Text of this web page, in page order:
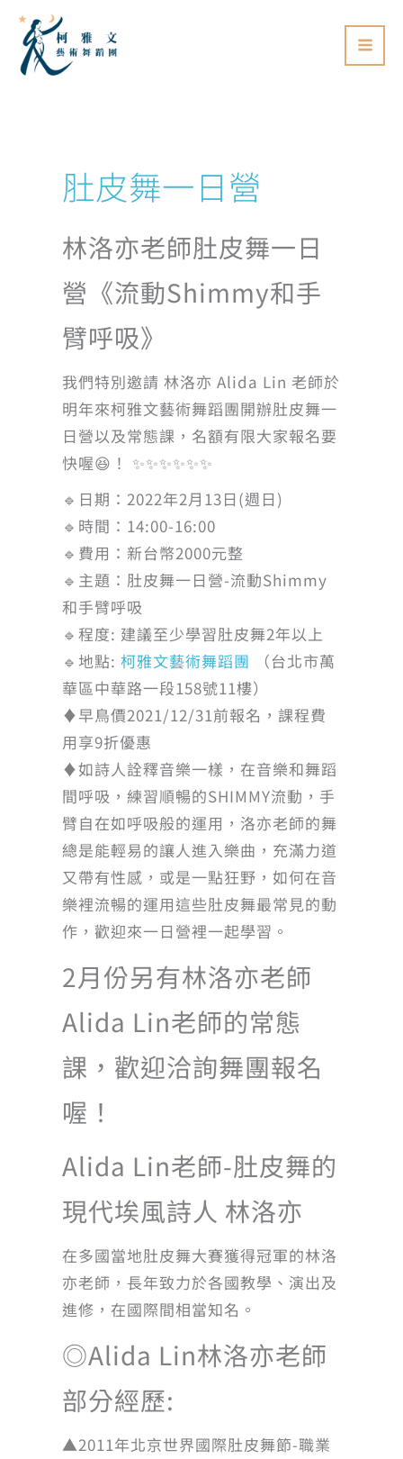
肚皮舞一日營
林洛亦老師肚皮舞一日
營《流動Shimmy和手
臂呼吸》
我們特別邀請 林洛亦 Alida Lin 老師於
明年來柯雅文藝術舞蹈團開辦肚皮舞一
日營以及常態課，名額有限大家報名要
快喔😆！ ✨✨✨✨✨✨
🔹日期：2022年2月13日(週日)
🔹時間：14:00-16:00
🔹費用：新台幣2000元整
🔹主題：肚皮舞一日營-流動Shimmy
和手臂呼吸
🔹程度: 建議至少學習肚皮舞2年以上
🔹地點:柯雅文藝術舞蹈團 （台北市萬
華區中華路一段158號11樓）
♦️早鳥價2021/12/31前報名，課程費
用享9折優惠
♦️如詩人詮釋音樂一樣，在音樂和舞蹈
間呼吸，練習順暢的SHIMMY流動，手
臂自在如呼吸般的運用，洛亦老師的舞
總是能輕易的讓人進入樂曲，充滿力道
又帶有性感，或是一點狂野，如何在音
樂裡流暢的運用這些肚皮舞最常見的動
作，歡迎來一日營裡一起學習。
2月份另有林洛亦老師
Alida Lin老師的常態
課，歡迎洽詢舞團報名
喔！
Alida Lin老師-肚皮舞的
現代埃風詩人 林洛亦
在多國當地肚皮舞大賽獲得冠軍的林洛
亦老師，長年致力於各國教學、演出及
進修，在國際間相當知名。
◎Alida Lin林洛亦老師
部分經歷:
▲2011年北京世界國際肚皮舞節-職業